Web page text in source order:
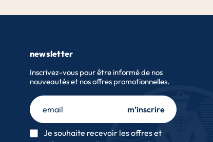
newsletter
Inscrivez-vous pour être informé de nos
nouveautés et nos offres promotionnelles.
m’inscrire
Je souhaite recevoir les offres et